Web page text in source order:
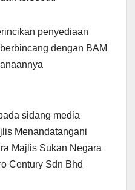
penyediaan
dengan BAM
sidang media
Menandatangani
Majlis Sukan Negara
Century Sdn Bhd